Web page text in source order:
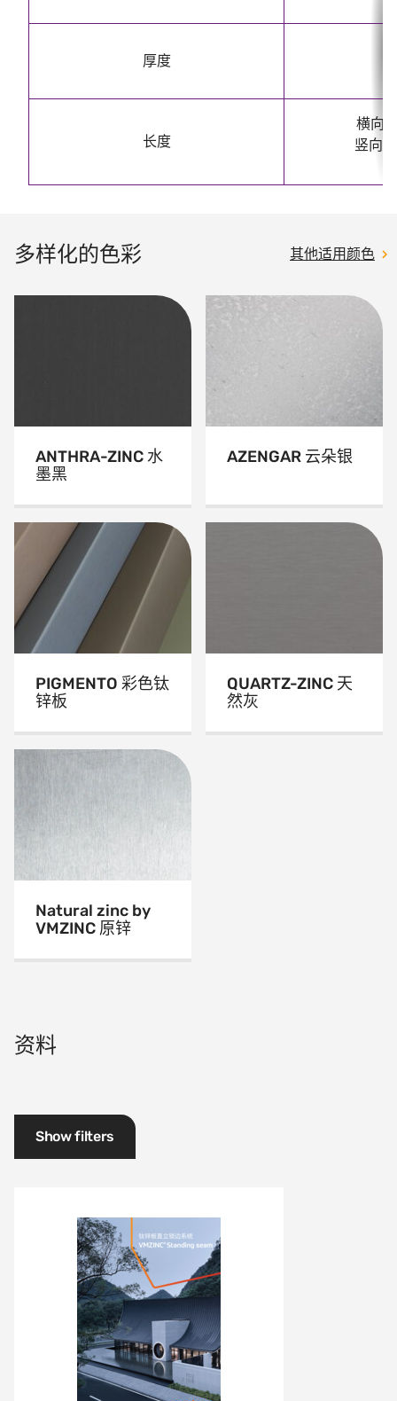
厚度
长度
横向
竖向
多样化的色彩 其他适用颜色
ANTHRA-ZINC 水
墨黑
AZENGAR 云朵银
PIGMENTO 彩色钛
锌板
QUARTZ-ZINC 天
然灰
Natural zinc by
VMZINC 原锌
资料
Show filters